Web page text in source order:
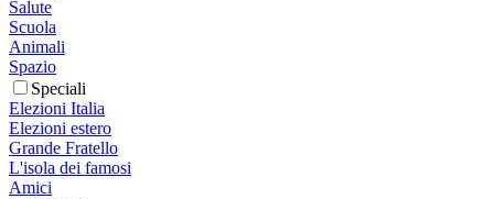
Salute
Scuola
Animali
Spazio
Speciali
Elezioni Italia
Elezioni estero
Grande Fratello
L'isola dei famosi
Amici